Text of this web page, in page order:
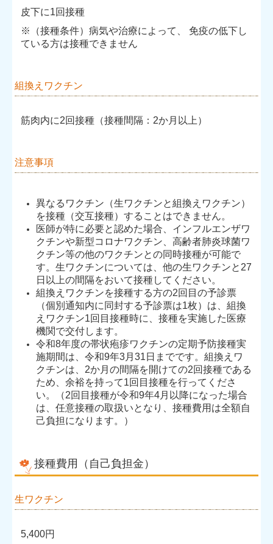
皮下に1回接種
※（接種条件）病気や治療によって、 免疫の低下し
ている方は接種できません
組換えワクチン
筋肉内に2回接種（接種間隔：2か月以上）
注意事項
異なるワクチン（生ワクチンと組換えワクチン）
を接種（交互接種）することはできません。
医師が特に必要と認めた場合、インフルエンザワ
クチンや新型コロナワクチン、高齢者肺炎球菌ワ
クチン等の他のワクチンとの同時接種が可能で
す。生ワクチンについては、他の生ワクチンと27
日以上の間隔をおいて接種してください。
組換えワクチンを接種する方の2回目の予診票
（個別通知内に同封する予診票は1枚）は、組換
えワクチン1回目接種時に、接種を実施した医療
機関で交付します。
令和8年度の帯状疱疹ワクチンの定期予防接種実
施期間は、令和9年3月31日までです。組換えワ
クチンは、2か月の間隔を開けての2回接種である
ため、余裕を持って1回目接種を行ってくださ
い。（2回目接種が令和9年4月以降になった場合
は、任意接種の取扱いとなり、接種費用は全額自
己負担になります。）
接種費用（自己負担金）
生ワクチン
5,400円